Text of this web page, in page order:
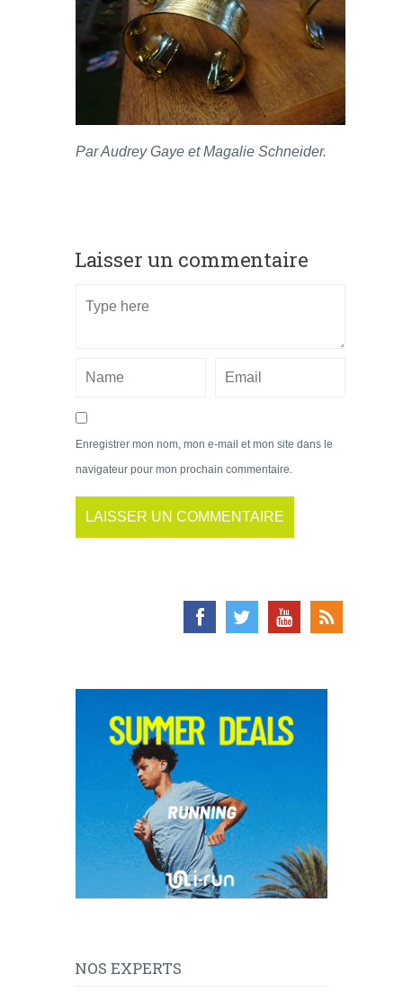
Par Audrey Gaye et Magalie Schneider.
Laisser un commentaire
Enregistrer mon nom, mon e-mail et mon site dans le
navigateur pour mon prochain commentaire.
NOS EXPERTS